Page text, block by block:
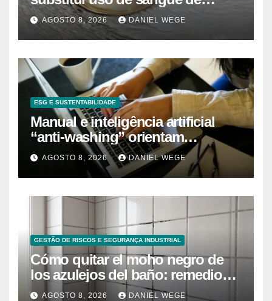
caranguejo-ferradura em testes
farmacêuticos
AGOSTO 8, 2026 DANIEL WEGE
ESG E SUSTENTABILIDADE
Manual e inteligência artificial
“anti-washing” orientam
empresas
AGOSTO 8, 2026 DANIEL WEGE
GESTÃO DE RISCOS E SEGURANÇA INDUSTRIAL
Cómo quitar el moho negro de
los azulejos del baño: remedios
caseros efectivos
AGOSTO 8, 2026 DANIEL WEGE